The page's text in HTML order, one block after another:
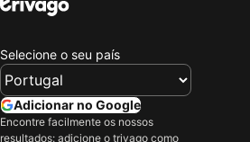
Selecione o seu país
Adicionar no Google
Encontre facilmente os nossos
resultados: adicione o trivago como